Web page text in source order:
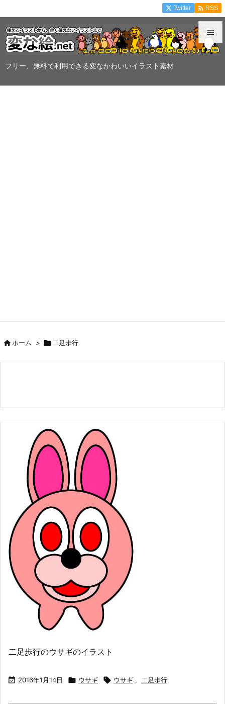
フリー、無料で利用できる変なかわいいイラスト素材


Twitter  RSS
ホーム >  二足歩行
二足歩行のウサギのイラスト
 2016年1月14日  ウサギ  ウサギ , 二足歩行